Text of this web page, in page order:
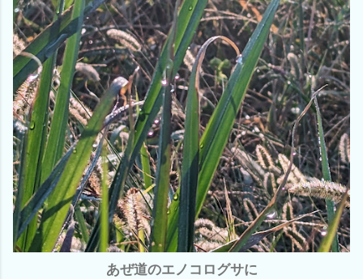
あぜ道のエノコログサに